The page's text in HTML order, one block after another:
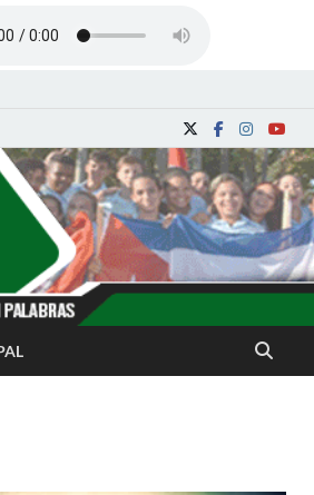
Radio Florida de
Cuba
Noticias y Actualidades de Florida, Camagüey,